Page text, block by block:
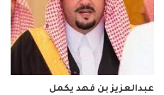
عبدالعزيز بن فهد يكمل